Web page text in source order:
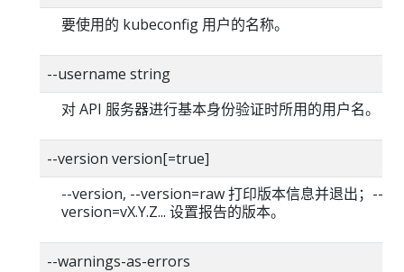
要使用的 kubeconfig 用户的名称。
--username string
对 API 服务器进行基本身份验证时所用的用户名。
--version version[=true]
--version, --version=raw 打印版本信息并退出；--
version=vX.Y.Z... 设置报告的版本。
--warnings-as-errors